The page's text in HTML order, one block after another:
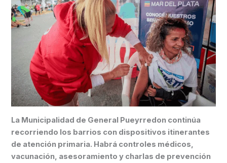
La Municipalidad de General Pueyrredon continúa
recorriendo los barrios con dispositivos itinerantes
de atención primaria. Habrá controles médicos,
vacunación, asesoramiento y charlas de prevención